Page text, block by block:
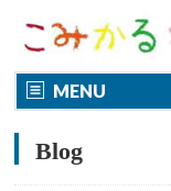
MENU
Blog